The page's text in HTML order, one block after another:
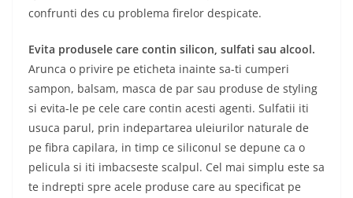
confrunti des cu problema firelor despicate.
Evita produsele care contin silicon, sulfati sau alcool.
Arunca o privire pe eticheta inainte sa-ti cumperi
sampon, balsam, masca de par sau produse de styling
si evita-le pe cele care contin acesti agenti. Sulfatii iti
usuca parul, prin indepartarea uleiurilor naturale de
pe fibra capilara, in timp ce siliconul se depune ca o
pelicula si iti imbacseste scalpul. Cel mai simplu este sa
te indrepti spre acele produse care au specificat pe